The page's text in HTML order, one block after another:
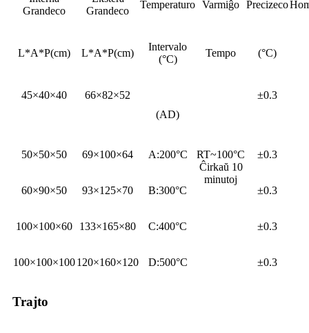
Grandeco
Grandeco
Temperaturo Varmiĝo Precizeco
L*A*P(cm) L*A*P(cm)
Intervalo
(°C)
Tempo (°C)
45×40×40 66×82×52
RT~100°C
Ĉirkaŭ 10
minutoj
±0.3
(AD)
50×50×50 69×100×64 A:200°C ±0.3
60×90×50 93×125×70 B:300°C ±0.3
100×100×60 133×165×80 C:400°C ±0.3
100×100×100120×160×120 D:500°C ±0.3
Trajto